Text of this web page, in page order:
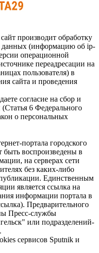
производит обработку
данных (информацию об ip-
операционной
переадресации на
пользователя) в
сайта и проведения
согласие на сбор и
6 Федерального
о персональных
портала городского
быть воспроизведены в
на серверах сети
без каких-либо
Единственным
является ссылка на
информации портала в
Предварительного
Пресс-службы
или подразделений-
сервисов Sputnik и